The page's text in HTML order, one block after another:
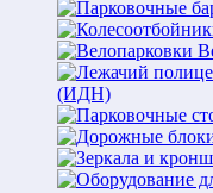
(ИДН)